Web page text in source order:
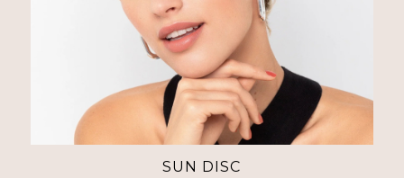
SUN DISC